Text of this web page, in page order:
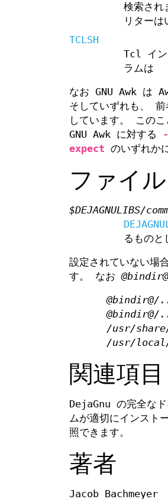
検索さ
リターは
TCLSH
Tcl イン
ラムは
なお GNU Awk は
そしていずれも、
しています。 この
GNU Awk に対する
expect のいずれか
ファイル
$DEJAGNULIBS/
るものと
設定されていない場
す。 なお@bindir@
@bindir@/
@bindir@/
/usr/share/
/usr/local/
関連項目
DejaGnu の完全な
ムが適切にインスト
照できます。
著者
Jacob Bachmeyer